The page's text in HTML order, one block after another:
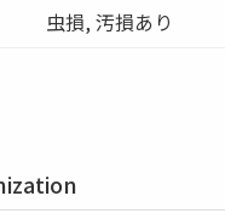
虫損, 汚損あり